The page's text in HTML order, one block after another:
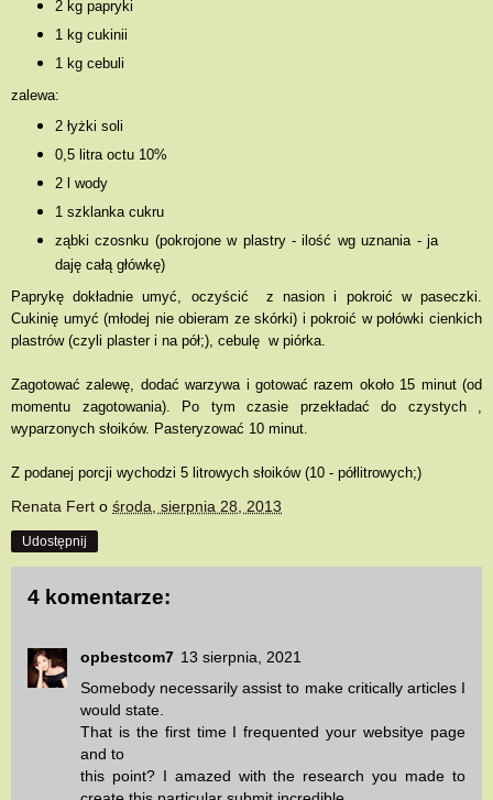
2 kg papryki
1 kg cukinii
1 kg cebuli
zalewa:
2 łyżki soli
0,5 litra octu 10%
2 l wody
1 szklanka cukru
ząbki czosnku (pokrojone w plastry - ilość wg uznania - ja
daję całą główkę)
Paprykę dokładnie umyć, oczyścić z nasion i pokroić w paseczki.
Cukinię umyć (młodej nie obieram ze skórki) i pokroić w połówki cienkich
plastrów (czyli plaster i na pół;), cebulę w piórka.
Zagotować zalewę, dodać warzywa i gotować razem około 15 minut (od
momentu zagotowania). Po tym czasie przekładać do czystych ,
wyparzonych słoików. Pasteryzować 10 minut.
Z podanej porcji wychodzi 5 litrowych słoików (10 - półlitrowych;)
Renata Fert o środa, sierpnia 28, 2013
Udostępnij
4 komentarze:
opbestcom7 13 sierpnia, 2021
Somebody necessarily assist to make critically articles I
would state.
That is the first time I frequented your websitye page
and to
this point? I amazed with the research you made to